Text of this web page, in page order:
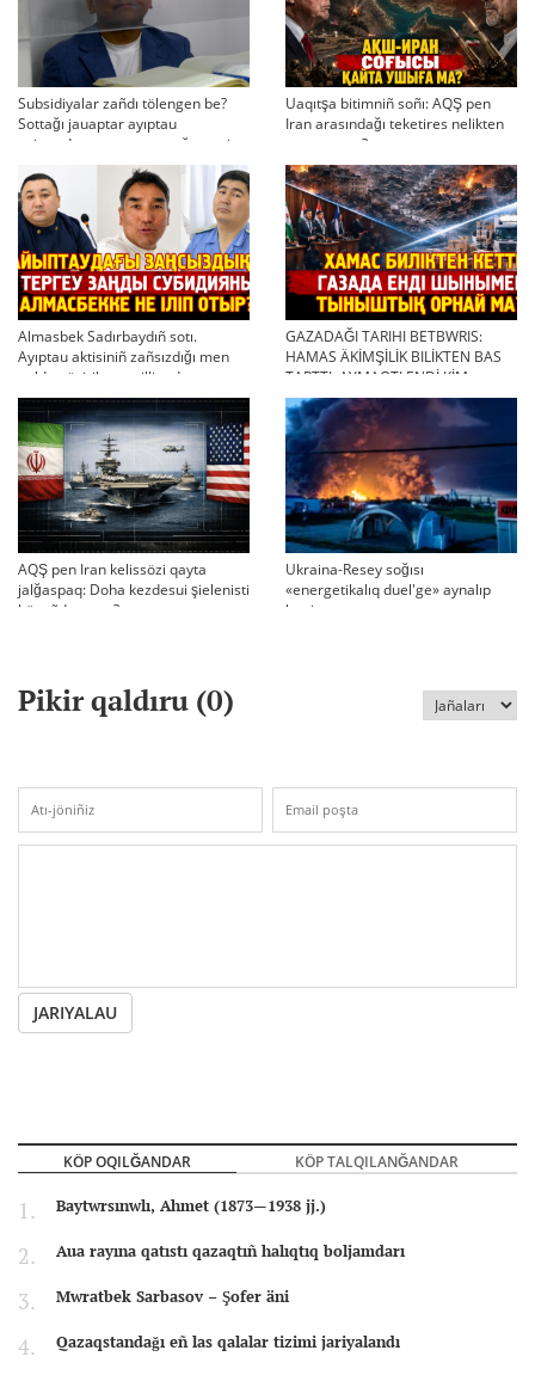
Subsidiyalar zañdı tölengen be?
Sottağı jauaptar ayıptau
twjırımdarın qayta qarauğa negiz
bola ala ma?
Uaqıtşa bitimniñ soñı: AQŞ pen
Iran arasındağı teketires nelikten
qayta uşıqtı?
Almasbek Sadırbaydıñ sotı.
Ayıptau aktisiniñ zañsızdığı men
qoldan ösirilgen milliondar
GAZADAĞI TARIHI BETBWRIS:
HAMAS ÄKİMŞİLİK BILİKTEN BAS
TARTTI. AYMAQTI ENDİ KİM
BASQARADI?
AQŞ pen Iran kelissözi qayta
jalğaspaq: Doha kezdesui şielenisti
bäseñdete me?
Ukraina-Resey soğısı
«energetikalıq duel'ge» aynalıp
ketti
Pikir qaldıru (0)
JARIYALAU
KÖP OQILĞANDAR KÖP TALQILANĞANDAR
Baytwrsınwlı, Ahmet (1873—1938 jj.)
Aua rayına qatıstı qazaqtıñ halıqtıq boljamdarı
Mwratbek Sarbasov – Şofer äni
Qazaqstandağı eñ las qalalar tizimi jariyalandı